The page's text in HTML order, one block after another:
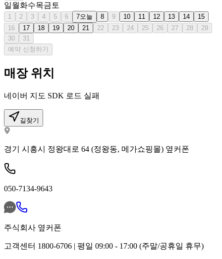
일월화수목금 토
1 2 3 4 5 6 7오늘 8 9 10 11 12 13 14
15
16
17 18 19 20 21 22 23 24 25 26 27 28
29
30
31
예약 신청하기
매장 위치
네이버 지도 SDK 로드 실패
길찾기
경기 시흥시 정왕대로 64 (정왕동, 메가쇼핑몰) 옆커폰
050-7134-9643
주식회사 옆커폰
고객센터 1800-6706 | 평일 09:00 - 17:00 (주말/공휴일 휴무)